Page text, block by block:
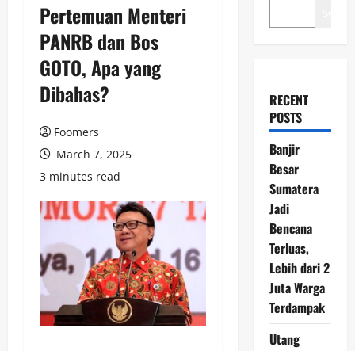
Pertemuan Menteri
PANRB dan Bos
GOTO, Apa yang
Dibahas?
Foomers
March 7, 2025
3 minutes read
RECENT
POSTS
Banjir
Besar
Sumatera
Jadi
Bencana
Terluas,
Lebih dari 2
Juta Warga
Terdampak
Utang